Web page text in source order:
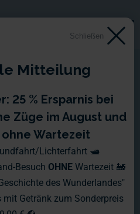
- Sonntag,
unserer kleinen
Schließen
Mitteilung
25 % Ersparnis bei
Züge im August und
Wartezeit
Lichterfahrt 🛥️
Besuch OHNE Wartezeit 🚂
des Wunderlandes"
Getränk zum Sonderpreis